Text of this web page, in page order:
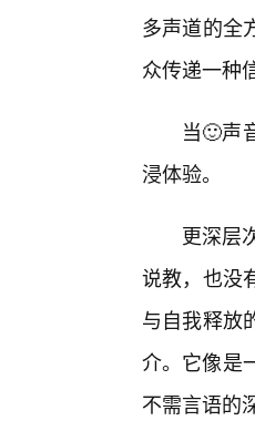
多声道的全
众传递一种
当🙂声
浸体验。
更深层
说教，也没
与自我释放
介。它像是
不需言语的